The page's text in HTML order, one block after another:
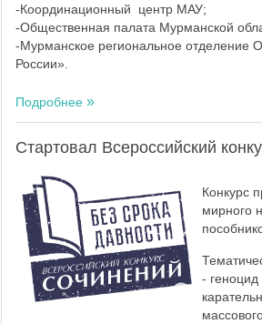
-Координационный центр МАУ;
-Общественная палата Мурманской
-Мурманское региональное отделение
России».
Подробнее
Стартовал Всероссийский
Конкурс
мирного
- геноцид